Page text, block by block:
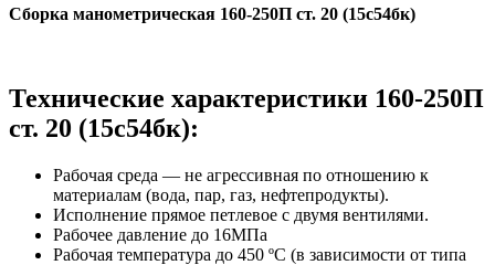
Сборка манометрическая 160-250П ст. 20 (15с54бк)
Технические характеристики 160-250П
ст. 20 (15с54бк):
Рабочая среда — не агрессивная по отношению к
материалам (вода, пар, газ, нефтепродукты).
Исполнение прямое петлевое с двумя вентилями.
Рабочее давление до 16МПа
Рабочая температура до 450 ºС (в зависимости от типа